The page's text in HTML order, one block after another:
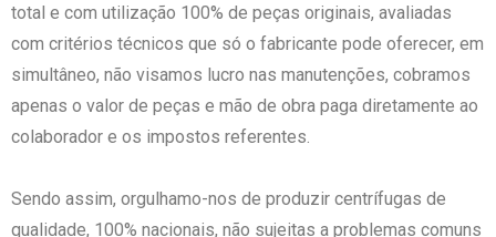
total e com utilização 100% de peças originais, avaliadas
com critérios técnicos que só o fabricante pode oferecer, em
simultâneo, não visamos lucro nas manutenções, cobramos
apenas o valor de peças e mão de obra paga diretamente ao
colaborador e os impostos referentes.
Sendo assim, orgulhamo-nos de produzir centrífugas de
qualidade, 100% nacionais, não sujeitas a problemas comuns